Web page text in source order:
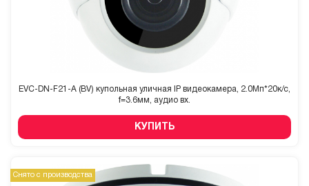
EVC-DN-F21-A (BV) купольная уличная IP видеокамера, 2.0Мп*20к/с,
f=3.6мм, аудио вх.
КУПИТЬ
Снято с производства